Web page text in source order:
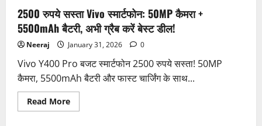
2500 रुपये सस्ता Vivo स्मार्टफोन: 50MP कैमरा +
5500mAh बैटरी, अभी ग्रैब करें बेस्ट डील!
Neeraj January 31, 2026 0
Vivo Y400 Pro बजट स्मार्टफोन 2500 रुपये सस्ता! 50MP
कैमरा, 5500mAh बैटरी और फास्ट चार्जिंग के साथ...
Read MoreRead
more